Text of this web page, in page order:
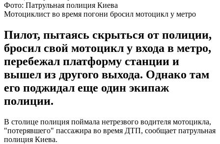
Фото: Патрульная полиция Киева
Мотоциклист во время погони бросил мотоцикл у метро
Пилот, пытаясь скрыться от полиции,
бросил свой мотоцикл у входа в метро,
перебежал платформу станции и
вышел из другого выхода. Однако там
его поджидал еще один экипаж
полиции.
В столице полиция поймала нетрезвого водителя мотоцикла,
"потерявшего" пассажира во время ДТП, сообщает патрульная
полиция Киева.